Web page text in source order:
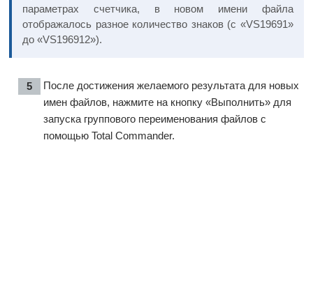
параметрах счетчика, в новом имени файла
отображалось разное количество знаков (с «VS19691»
до «VS196912»).
После достижения желаемого результата для новых
имен файлов, нажмите на кнопку «Выполнить» для
запуска группового переименования файлов с
помощью Total Commander.